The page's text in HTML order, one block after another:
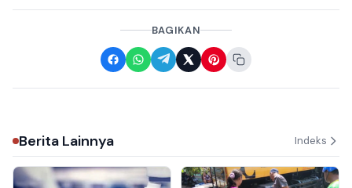
BAGIKAN
Berita Lainnya Indeks